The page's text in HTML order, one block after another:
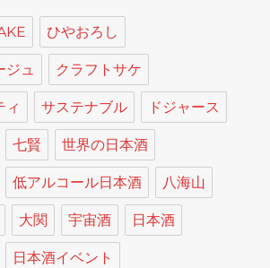
ひやおろし
ュ クラフトサケ
ィ サステナブル ドジャース
七賢 世界の日本酒
低アルコール日本酒 八海山
大関 宇宙酒 日本酒
日本酒イベント